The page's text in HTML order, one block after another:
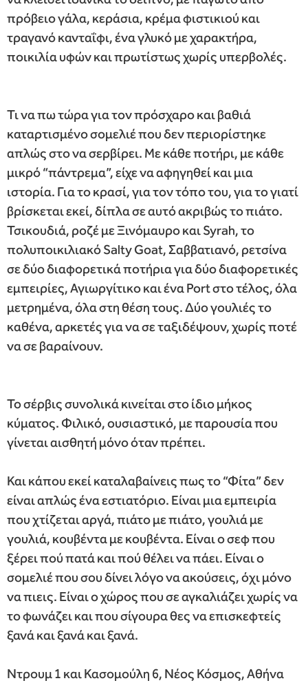
πρόβειο γάλα, κεράσια, κρέμα φιστικιού και
τραγανό κανταΐφι, ένα γλυκό με χαρακτήρα,
ποικιλία υφών και πρωτίστως χωρίς υπερβολές.
Τι να πω τώρα για τον πρόσχαρο και βαθιά
καταρτισμένο σομελιέ που δεν περιορίστηκε
απλώς στο να σερβίρει. Με κάθε ποτήρι, με κάθε
μικρό “πάντρεμα”, είχε να αφηγηθεί και μια
ιστορία. Για το κρασί, για τον τόπο του, για το γιατί
βρίσκεται εκεί, δίπλα σε αυτό ακριβώς το πιάτο.
Τσικουδιά, ροζέ με Ξινόμαυρο και Syrah, το
πολυποικιλιακό Salty Goat, Σαββατιανό, ρετσίνα
σε δύο διαφορετικά ποτήρια για δύο διαφορετικές
εμπειρίες, Αγιωργίτικο και ένα Port στο τέλος, όλα
μετρημένα, όλα στη θέση τους. Δύο γουλιές το
καθένα, αρκετές για να σε ταξιδέψουν, χωρίς ποτέ
να σε βαραίνουν.
Το σέρβις συνολικά κινείται στο ίδιο μήκος
κύματος. Φιλικό, ουσιαστικό, με παρουσία που
γίνεται αισθητή μόνο όταν πρέπει.
Και κάπου εκεί καταλαβαίνεις πως το “Φίτα” δεν
είναι απλώς ένα εστιατόριο. Είναι μια εμπειρία
που χτίζεται αργά, πιάτο με πιάτο, γουλιά με
γουλιά, κουβέντα με κουβέντα. Είναι ο σεφ που
ξέρει πού πατά και πού θέλει να πάει. Είναι ο
σομελιέ που σου δίνει λόγο να ακούσεις, όχι μόνο
να πιεις. Είναι ο χώρος που σε αγκαλιάζει χωρίς να
το φωνάζει και που σίγουρα θες να επισκεφτείς
ξανά και ξανά και ξανά.
Ντρουμ 1 και Κασομούλη 6, Νέος Κόσμος, Αθήνα